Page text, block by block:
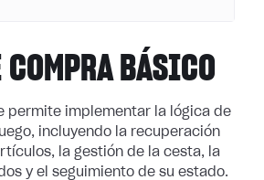
COMPRA BÁSICO
permite implementar la lógica de
incluyendo la recuperación
la gestión de la cesta, la
y el seguimiento de su estado.